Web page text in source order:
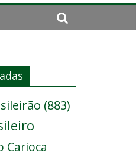
(883)
Carioca